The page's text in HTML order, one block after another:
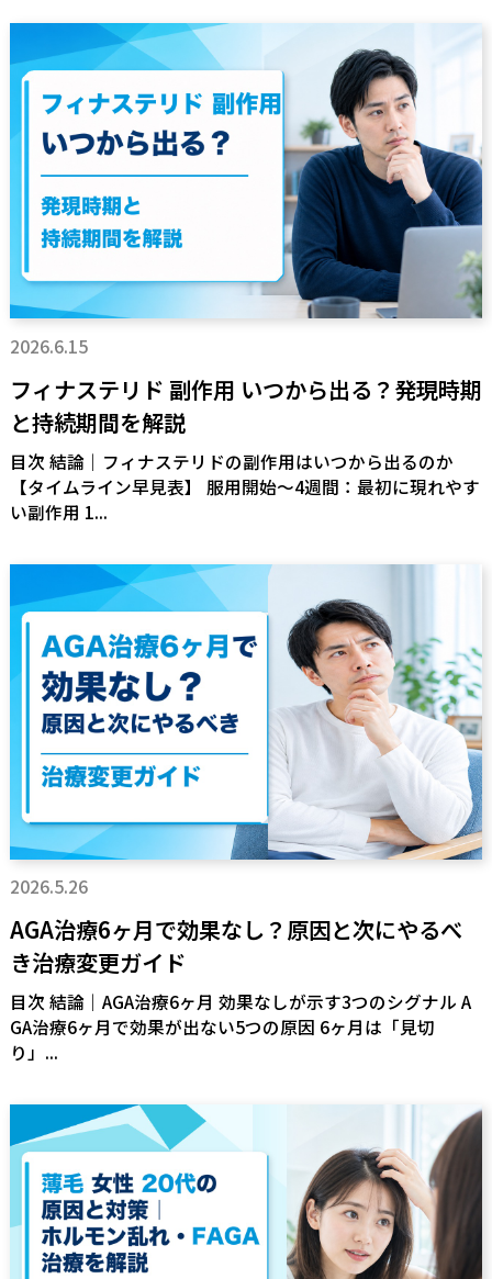
2026.6.15
フィナステリド 副作用 いつから出る？発現時期
と持続期間を解説
目次 結論｜フィナステリドの副作用はいつから出るのか
【タイムライン早見表】 服用開始〜4週間：最初に現れやす
い副作用 1...
2026.5.26
AGA治療6ヶ月で効果なし？原因と次にやるべ
き治療変更ガイド
目次 結論｜AGA治療6ヶ月 効果なしが示す3つのシグナル A
GA治療6ヶ月で効果が出ない5つの原因 6ヶ月は「見切
り」...